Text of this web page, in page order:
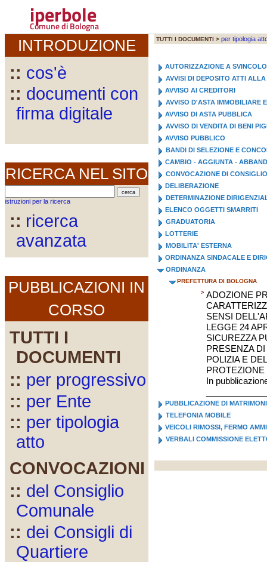
iperbole
Comune di Bologna
INTRODUZIONE
:: cos'è
:: documenti con
firma digitale
RICERCA NEL SITO
istruzioni per la ricerca
:: ricerca
avanzata
PUBBLICAZIONI IN
CORSO
TUTTI I
DOCUMENTI
:: per progressivo
:: per Ente
:: per tipologia
atto
CONVOCAZIONI
:: del Consiglio
Comunale
:: dei Consigli di
Quartiere
TUTTI I DOCUMENTI > per tipologia
AUTORIZZAZIONE A
AVVISI DI DEPOSITO ATTI
AVVISO AI CREDITORI
AVVISO D'ASTA IMMOBILIARE
AVVISO DI ASTA PUBBLICA
AVVISO DI VENDITA DI BENI
AVVISO PUBBLICO
BANDI DI SELEZIONE E
CAMBIO - AGGIUNTA -
CONVOCAZIONE DI CONSIGLIO
DELIBERAZIONE
DETERMINAZIONE
ELENCO OGGETTI SMARRITI
GRADUATORIA
LOTTERIE
MOBILITA' ESTERNA
ORDINANZA SINDACALE E
ORDINANZA
PREFETTURA DI BOLOGNA
> ADOZIONE
SENSI
LEGGE 24
SICUREZZA
PRESENZA
POLIZIA E
In
PUBBLICAZIONE DI
TELEFONIA MOBILE
VEICOLI RIMOSSI, FERMO
VERBALI COMMISSIONE